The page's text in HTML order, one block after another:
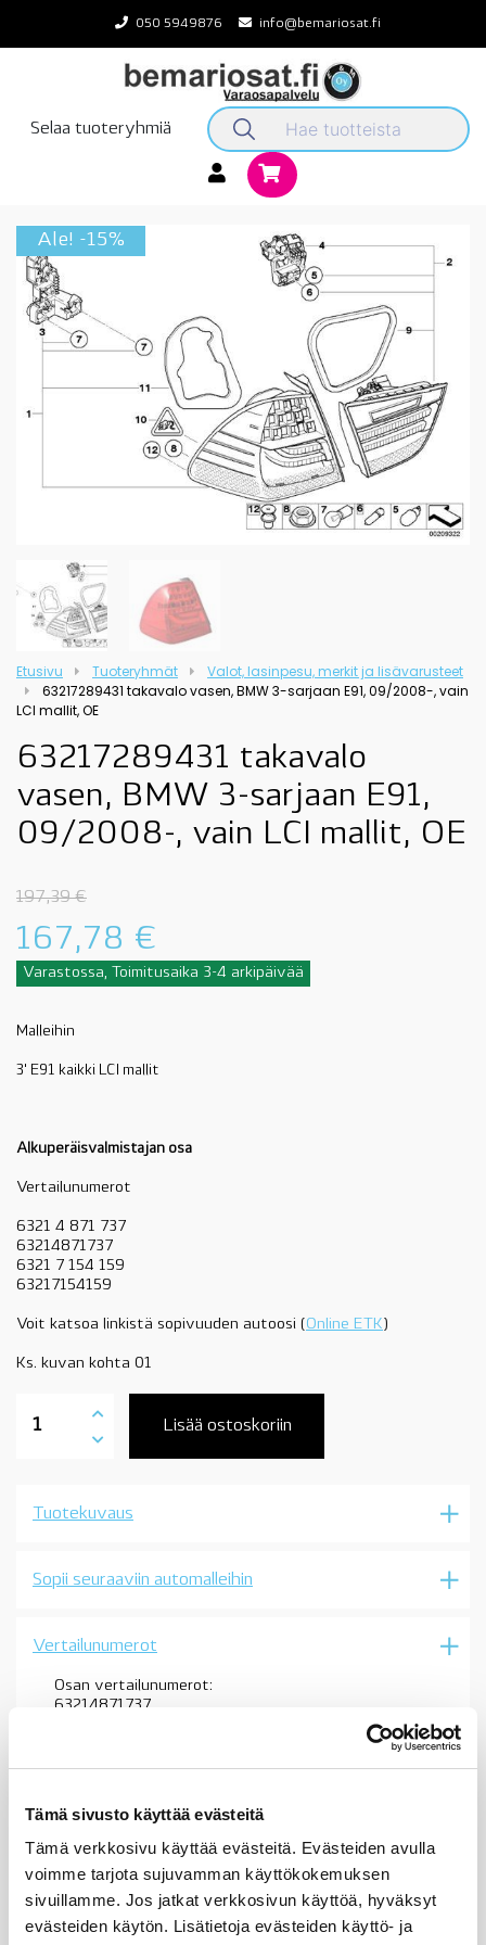
Tämä sivusto käyttää evästeitä
Tämä verkkosivu käyttää evästeitä. Evästeiden avulla
voimme tarjota sujuvamman käyttökokemuksen
sivuillamme. Jos jatkat verkkosivun käyttöä, hyväksyt
evästeiden käytön. Lisätietoja evästeiden käyttö- ja
content
050 5949876 info@bemariosat.fi
Selaa tuoteryhmiä
Ale! -15%
Etusivu Tuoteryhmät
Valot, lasinpesu, merkit ja lisävarusteet
63217289431 takavalo vasen, BMW 3-sarjaan E91, 09/2008-, vain
LCI mallit, OE
63217289431 takavalo
vasen, BMW 3-sarjaan E91,
09/2008-, vain LCI mallit, OE
197,39€
167,78 €
Varastossa, Toimitusaika 3-4 arkipäivää
Malleihin
3' E91 kaikki LCI mallit
Alkuperäisvalmistajan osa
Vertailunumerot
6321 4 871 737
63214871737
6321 7 154 159
63217154159
Voit katsoa linkistä sopivuuden autoosi ( Online ETK )
Ks. kuvan kohta 01
takavalo
E91,
LCI
määrä
Lisää ostoskoriin
Tuotekuvaus
Sopii seuraaviin automalleihin
Vertailunumerot
Osan vertailunumerot:
63214871737
63 21 7 154 159
7154159
6321 7 289 431
63 21 7 289 431
7289431
63214871737